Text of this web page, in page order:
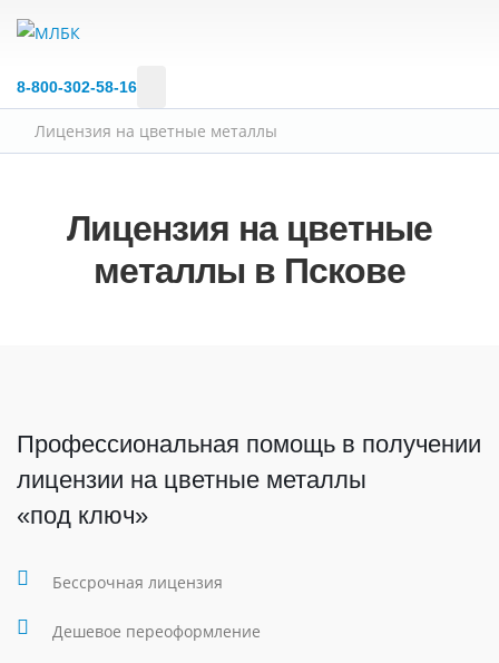
8‑800‑302‑58‑16
Лицензия на цветные металлы
Лицензия на цветные
металлы в Пскове
Профессиональная помощь в получении
лицензии на цветные металлы
«под ключ»
Бессрочная лицензия
Дешевое переоформление